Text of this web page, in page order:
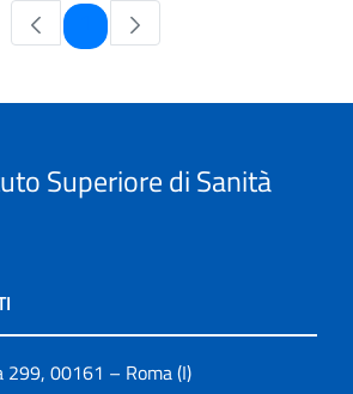
Pagina
Superiore di Sanità
299, 00161 – Roma (I)